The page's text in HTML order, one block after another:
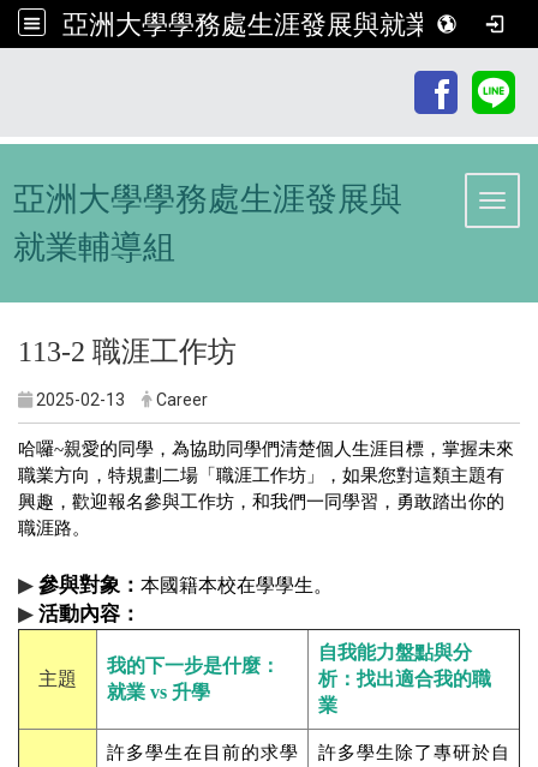
亞洲大學學務處生涯發展與就業輔導組
亞洲大學學務處生涯發展與
就業輔導組
113-2 職涯工作坊
2025-02-13 Career
哈囉~親愛的同學，為協助同學們清楚個人生涯目標，掌握未來
職業方向，特規劃二場「職涯工作坊」，如果您對這類主題有
興趣，歡迎報名參與工作坊，和我們一同學習，勇敢踏出你的
職涯路。
▶ 參與對象： 本國籍本校在學學生。
▶ 活動內容：
主題
我的下一步是什麼：
就業 vs 升學
自我能力盤點與分
析：找出適合我的職
業
許多學生在目前的求學
許多學生除了專研於自